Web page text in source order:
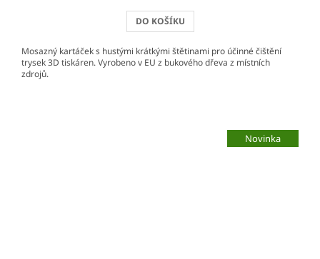
DO KOŠÍKU
Mosazný kartáček s hustými krátkými štětinami pro účinné čištění
trysek 3D tiskáren. Vyrobeno v EU z bukového dřeva z místních
zdrojů.
Novinka